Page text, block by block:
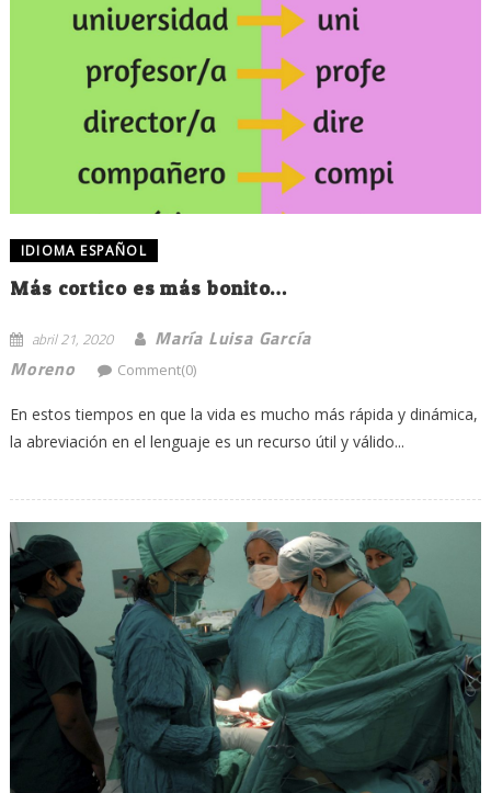
IDIOMA ESPAÑOL
Más cortico es más bonito…
abril 21, 2020
María Luisa García
Moreno
Comment(0)
En estos tiempos en que la vida es mucho más rápida y dinámica,
la abreviación en el lenguaje es un recurso útil y válido...